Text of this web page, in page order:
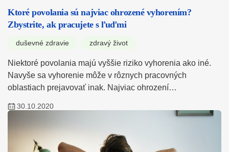
Ktoré povolania sú najviac ohrozené vyhorením?
Zbystrite, ak pracujete s ľuďmi
duševné zdravie zdravý život
Niektoré povolania majú vyššie riziko vyhorenia ako iné.
Navyše sa vyhorenie môže v rôznych pracovných
oblastiach prejavovať inak. Najviac ohrození…
30.10.2020